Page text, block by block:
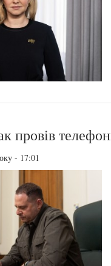
провів
- 17:01